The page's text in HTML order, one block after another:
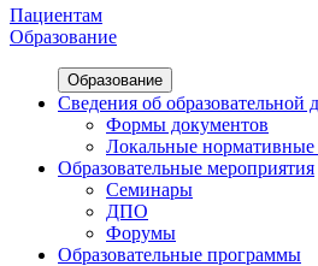
Пациентам
Образование
Образование
Сведения об образовательной
Формы документов
Локальные нормативные
Образовательные мероприятия
Семинары
ДПО
Форумы
Образовательные программы